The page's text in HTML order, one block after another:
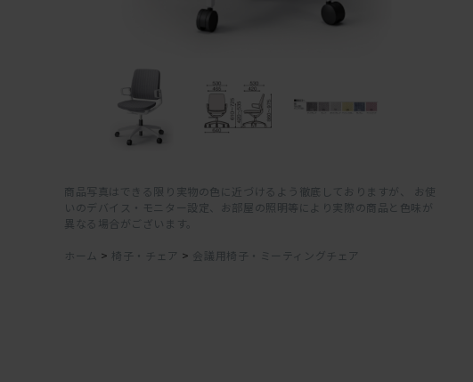
商品写真はできる限り実物の色に近づけるよう徹底しておりますが、 お使
いのデバイス・モニター設定、お部屋の照明等により実際の商品と色味が
異なる場合がございます。
ホーム > 椅子・チェア > 会議用椅子・ミーティングチェア